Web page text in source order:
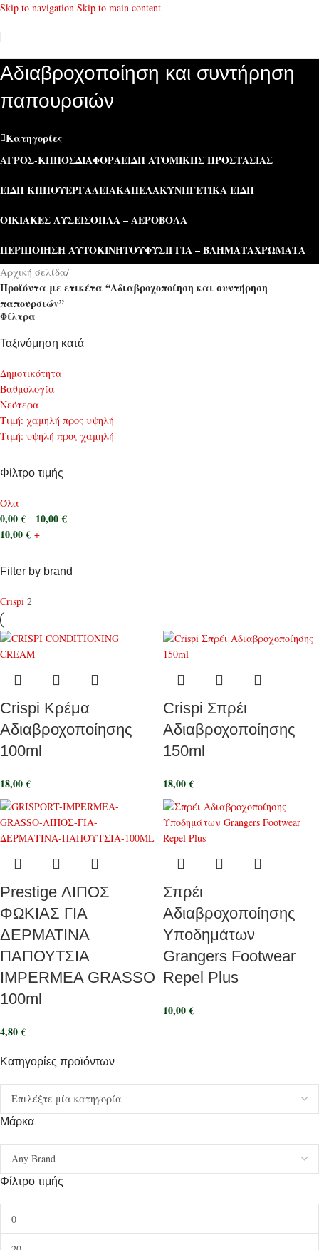
Skip to navigation Skip to main content
Αδιαβροχοποίηση και συντήρηση
παπουρσιών
Κατηγορίες
ΑΓΡΌΣ-ΚΉΠΟΣΔΙΆΦΟΡΑΕΊΔΗ ΑΤΟΜΙΚΉΣ ΠΡΟΣΤΑΣΊΑΣ
ΕΊΔΗ ΚΉΠΟΥΕΡΓΑΛΕΊΑΚΑΠΕΛΑΚΥΝΗΓΕΤΙΚΆ ΕΊΔΗ
ΟΙΚΙΑΚΈΣ ΛΎΣΕΙΣΌΠΛΑ – ΑΕΡΟΒΌΛΑ
ΠΕΡΙΠΟΊΗΣΗ ΑΥΤΟΚΙΝΉΤΟΥΦΥΣΊΓΓΙΑ – ΒΛΉΜΑΤΑΧΡΏΜΑΤΑ
Κατηγορίες προϊόντων
Μάρκα
Φίλτρο τιμής
Αρχική σελίδα/
Προϊόντα με ετικέτα “Αδιαβροχοποίηση και συντήρηση
παπουρσιών”
Φίλτρα
Ταξινόμηση κατά
Δημοτικότητα
Bαθμολογία
Νεότερα
Τιμή: χαμηλή προς υψηλή
Τιμή: υψηλή προς χαμηλή
Φίλτρο τιμής
Όλα
0,00€ - 10,00€
10,00€ +
Filter by brand
Crispi 2
Crispi Κρέμα
Αδιαβροχοποίησης
100ml
18,00€
Crispi Σπρέι
Αδιαβροχοποίησης
150ml
18,00€
Prestige ΛΙΠΟΣ
ΦΩΚΙΑΣ ΓΙΑ
ΔΕΡΜΑΤΙΝΑ
ΠΑΠΟΥΤΣΙΑ
IMPERMEA GRASSO
100ml
4,80€
Σπρέι
Αδιαβροχοποίησης
Υποδημάτων
Grangers Footwear
Repel Plus
10,00€